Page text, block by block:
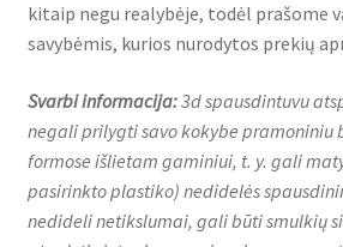
kitaip negu realybėje, todėl prašome
savybėmis, kurios nurodytos prekių
Svarbi informacija:3d spausdintuvu
negali prilygti savo kokybe pramoniniu
formose išlietam gaminiui, t. y. gali
pasirinkto plastiko) nedidelės
nedideli netikslumai, gali būti smulkių